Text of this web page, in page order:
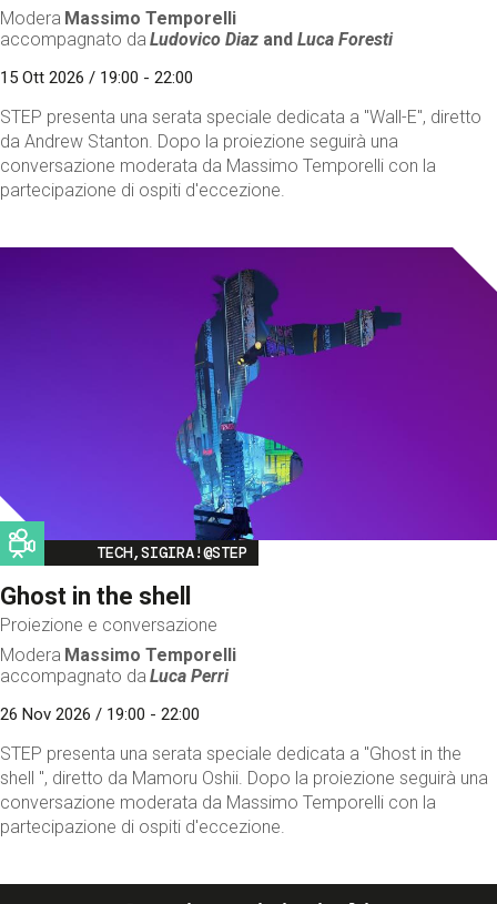
Modera Massimo Temporelli
accompagnato da Ludovico Diaz andLuca Foresti
15 Ott 2026 / 19:00 - 22:00
STEP presenta una serata speciale dedicata a "Wall-E", diretto
da Andrew Stanton. Dopo la proiezione seguirà una
conversazione moderata da Massimo Temporelli con la
partecipazione di ospiti d'eccezione.
Image
TECH,SIGIRA!@STEP
Ghost in the shell
Proiezione e conversazione
Modera Massimo Temporelli
accompagnato da Luca Perri
26 Nov 2026 / 19:00 - 22:00
STEP presenta una serata speciale dedicata a "Ghost in the
shell ", diretto da Mamoru Oshii. Dopo la proiezione seguirà una
conversazione moderata da Massimo Temporelli con la
partecipazione di ospiti d'eccezione.